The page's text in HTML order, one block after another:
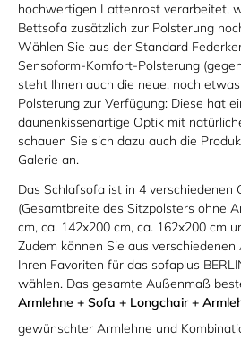
hochwertigen Lattenrost verarbeitet,
Bettsofa zusätzlich zur Polsterung
Wählen Sie aus der Standard
Sensoform-Komfort-Polsterung
steht Ihnen auch die neue, noch
Polsterung zur Verfügung: Diese hat
daunenkissenartige Optik mit
schauen Sie sich dazu auch die
Galerie an.
Das Schlafsofa ist in 4 verschiedenen
(Gesamtbreite des Sitzpolsters ohne
cm, ca. 142x200 cm, ca. 162x200 cm
Zudem können Sie aus
Ihren Favoriten für das sofaplus
wählen. Das gesamte Außenmaß
Armlehne + Sofa + Longchair +
gewünschter Armlehne und